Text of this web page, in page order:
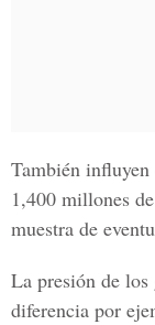
También
1,400 millones
muestra de
La presión de
diferencia por